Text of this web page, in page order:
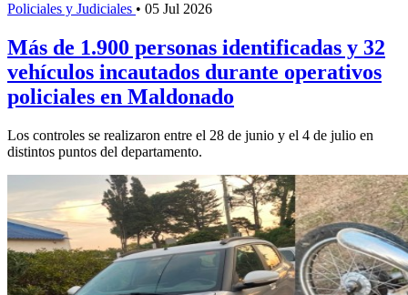
Policiales y Judiciales • 05 Jul 2026
Más de 1.900 personas identificadas y 32
vehículos incautados durante operativos
policiales en Maldonado
Los controles se realizaron entre el 28 de junio y el 4 de julio en
distintos puntos del departamento.